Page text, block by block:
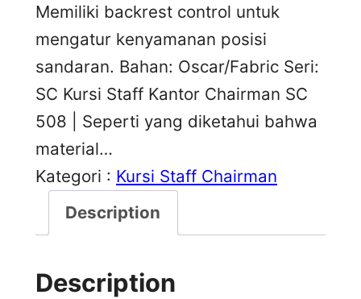
Memiliki backrest control untuk
mengatur kenyamanan posisi
sandaran. Bahan: Oscar/Fabric Seri:
SC Kursi Staff Kantor Chairman SC
508 | Seperti yang diketahui bahwa
material…
Kategori : Kursi Staff Chairman
Description
Description